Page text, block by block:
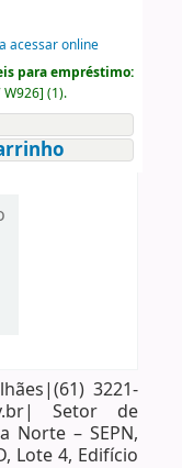
acessar online
para empréstimo:
W926] (1).
3221-
Setor de
Norte – SEPN,
Lote 4, Edifício